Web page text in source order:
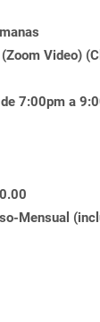
Video)
7:00pm a
Mensual